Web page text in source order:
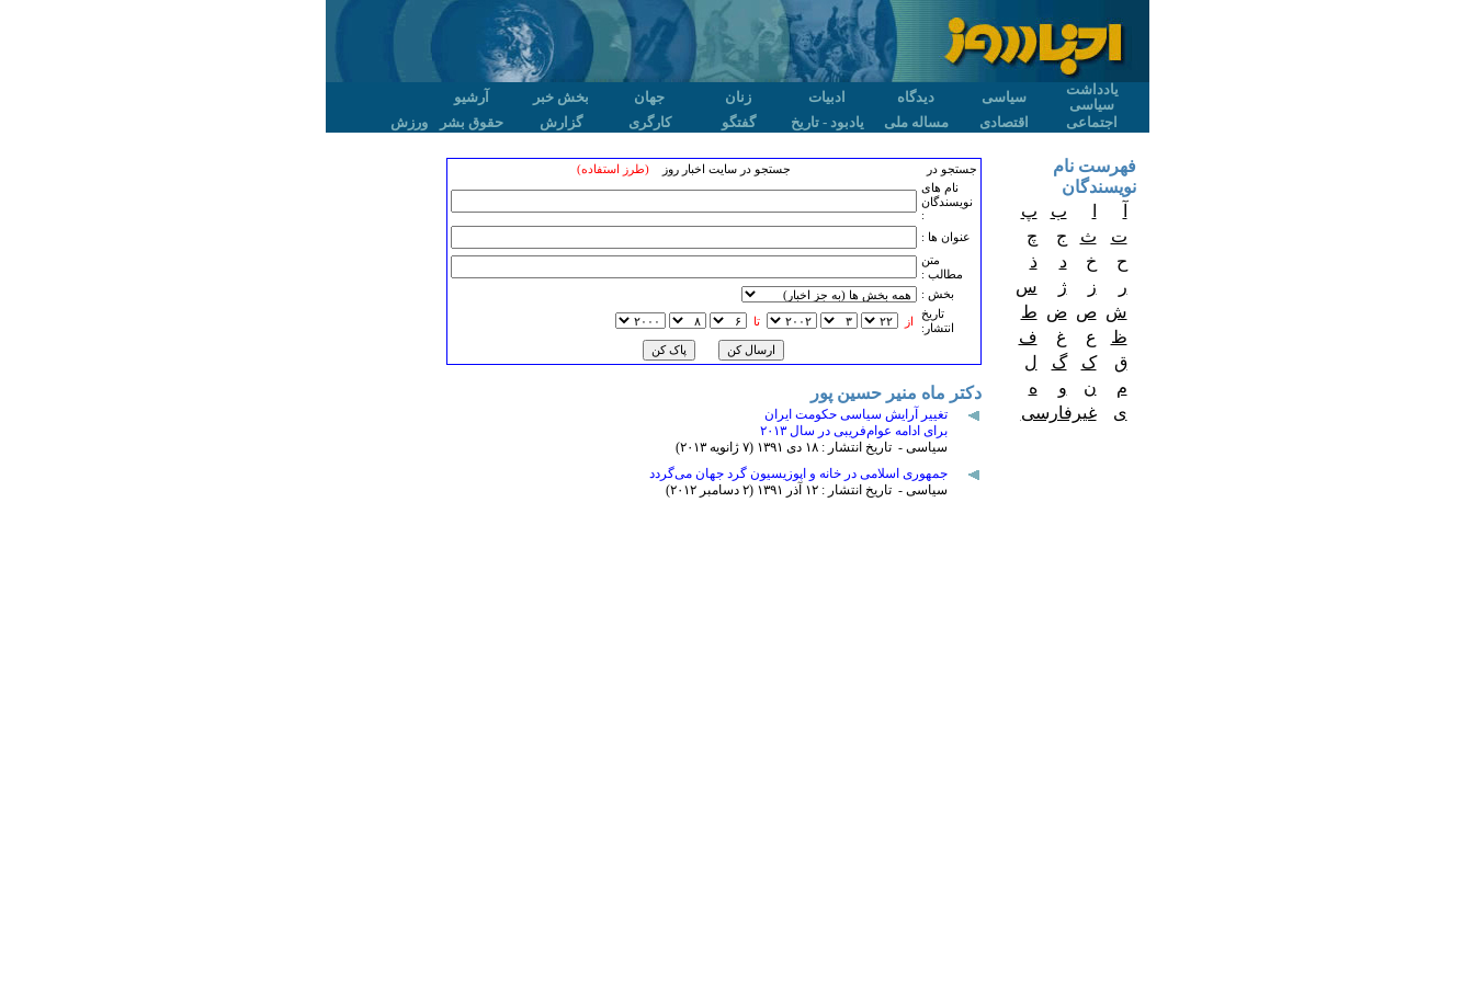
یادداشت
سیاسی
سیاسی دیدگاه ادبیات زنان جهان بخش خبر
آرشیو
اجتماعی
اقتصادی مساله ملی یادبود - تاریخ گفتگو کارگری گزارش حقوق بشر ورزش
جستجو در جستجو در سایت اخبار روز(طرز استفاده)
نام های
نویسندگان
:
عنوان ها :
متن
مطالب :
بخش :
تاريخ
انتشار:
از تا
دکتر ماه منیر حسین پور
تغییر آرایش سیاسی حکومت ایران
برای ادامه عوام‌فریبی در سال ۲۰۱۳
سیاسی - تاریخ انتشار : ۱٨ دی ۱٣۹۱ (۷ ژانويه ۲۰۱٣)
جمهوری اسلامی در خانه و اپوزیسیون گرد جهان می‌گردد
سیاسی - تاریخ انتشار : ۱۲ آذر ۱٣۹۱ (۲ دسامبر ۲۰۱۲)
فهرست نام
نویسندگان
ب
پ
ت
ث ج
چ
ح
خ د
ذ
ر
ز ژ
س
ش ص ض ط
ظ
ع غ
ف
ق
ک گ
ل
م
ن و
ه
ی
غیرفارسی